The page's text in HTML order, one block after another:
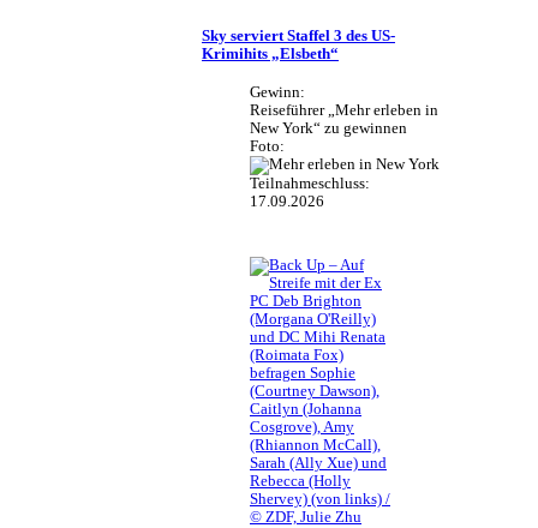
Sky serviert Staffel 3 des US-
Krimihits „Elsbeth“
Gewinn:
Reiseführer „Mehr erleben in
New York“ zu gewinnen
Foto:
Teilnahmeschluss:
17.09.2026
PC Deb Brighton
(Morgana O'Reilly)
und DC Mihi Renata
(Roimata Fox)
befragen Sophie
(Courtney Dawson),
Caitlyn (Johanna
Cosgrove), Amy
(Rhiannon McCall),
Sarah (Ally Xue) und
Rebecca (Holly
Shervey) (von links) /
© ZDF, Julie Zhu